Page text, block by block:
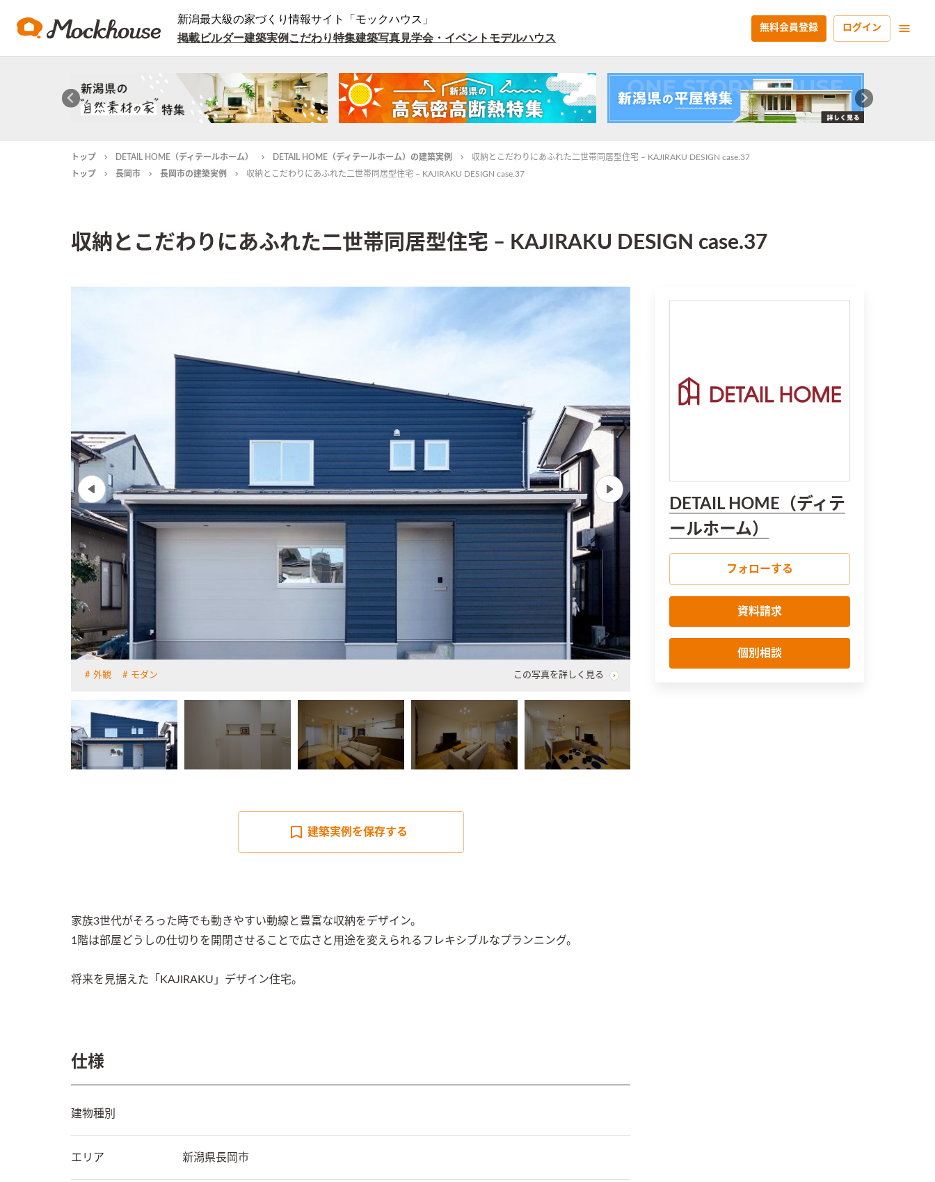
新潟最大級の家づくり情報サイト「モックハウス」
掲載ビルダー建築実例 こだわり特集建築写真見学会・イベント モデルハウス
無料会員登録 ログイン
トップ DETAIL HOME（ディテールホーム） DETAIL HOME（ディテールホーム）の建築実例
収納とこだわりにあふれた二世帯同居型住宅 – KAJIRAKU DESIGN case.37
トップ
長岡市 長岡市の建築実例 収納とこだわりにあふれた二世帯同居型住宅 – KAJIRAKU DESIGN case.37
収納とこだわりにあふれた二世帯同居型住宅 – KAJIRAKU DESIGN case.37
外観 モダン この写真を詳しく見る
建築実例を保存する
家族3世代がそろった時でも動きやすい動線と豊富な収納をデザイン。
1階は部屋どうしの仕切りを開閉させることで広さと用途を変えられるフレキシブルなプランニング。
将来を見据えた「KAJIRAKU」デザイン住宅。
仕様
建物種別
エリア 新潟県長岡市
DETAIL HOME（ディテ
ールホーム）
フォローする
資料請求
個別相談